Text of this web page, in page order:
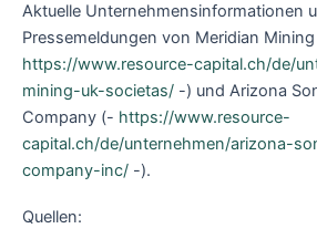
Aktuelle Unternehmensinformationen
Pressemeldungen von Meridian
https://www.resource-capital.ch/de/
mining-uk-societas/ -) und Arizona
Company (- https://www.resource-
capital.ch/de/unternehmen/arizona-
company-inc/ -).
Quellen: